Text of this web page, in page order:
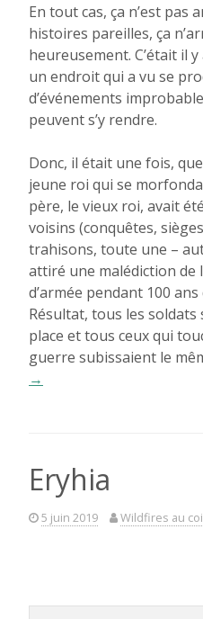
En tout cas, ça n’est pas
histoires pareilles, ça
heureusement. C’était il
un endroit qui a vu se
d’événements
peuvent s’y rendre.
Donc, il était une fois,
jeune roi qui se
père, le vieux roi, avait
voisins (conquêtes,
trahisons, toute une –
attiré une malédiction de
d’armée pendant 100
Résultat, tous les soldats
place et tous ceux qui
guerre subissaient le
« Bel
→
Eryhia
5 juin 2019 Wildfires au